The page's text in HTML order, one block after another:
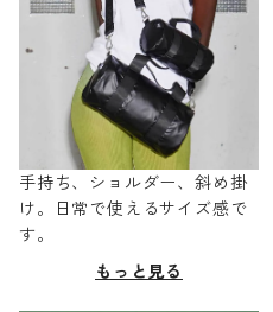
手持ち、ショルダー、斜め掛
け。日常で使えるサイズ感で
す。
もっと見る